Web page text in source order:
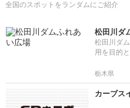
全国のスポットをランダムにご紹介
松田川ダ
松田川ダ
用を目的
栃木県
カーブス